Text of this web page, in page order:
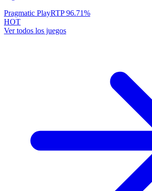
Pragmatic PlayRTP96.71%
HOT
Ver todos los juegos